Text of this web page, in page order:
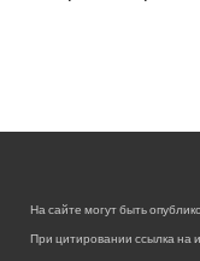
На сайте могут быть
При цитировании ссылка на